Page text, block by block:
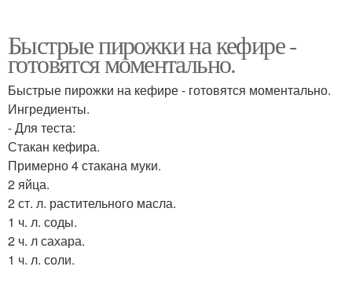
Быстрые пирожки на кефире -
готовятся моментально.
Быстрые пирожки на кефире - готовятся моментально.
Ингредиенты.
- Для теста:
Стакан кефира.
Примерно 4 стакана муки.
2 яйца.
2 ст. л. растительного масла.
1 ч. л. соды.
2 ч. л сахара.
1 ч. л. соли.